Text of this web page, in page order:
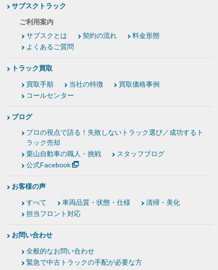
サブスクトラック
ご利用案内
サブスクとは
契約の流れ
料金形態
よくあるご質問
トラック買取
買取手順 当社の特徴
買取価格事例
コールセンター
ブログ
プロの視点で語る！失敗しないトラック選び／成功するト
ラック売却
栗山自動車の職人・挑戦
スタッフブログ
公式Facebook
お客様の声
すべて 車両品質・状態・仕様
清掃・美化
担当フロント対応
お問い合わせ
全般的なお問い合わせ
緊急で中古トラックの手配が必要な方